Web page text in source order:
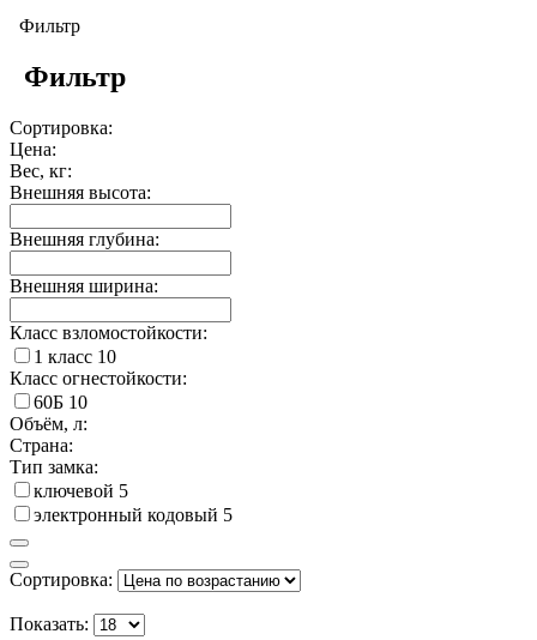
Фильтр
Фильтр
Сортировка:
Цена:
Вес, кг:
Внешняя высота:
Внешняя глубина:
Внешняя ширина:
Класс взломостойкости:
1 класс 10
Класс огнестойкости:
60Б 10
Объём, л:
Страна:
Тип замка:
ключевой 5
электронный кодовый 5
Сортировка:
Показать: